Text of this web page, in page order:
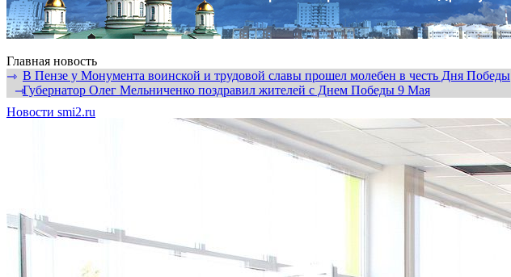
Главная новость
⇾ В Пензе у Монумента воинской и трудовой славы прошел молебен в честь Дня Победы
⇾Губернатор Олег Мельниченко поздравил жителей с Днем Победы 9 Мая
Новости smi2.ru